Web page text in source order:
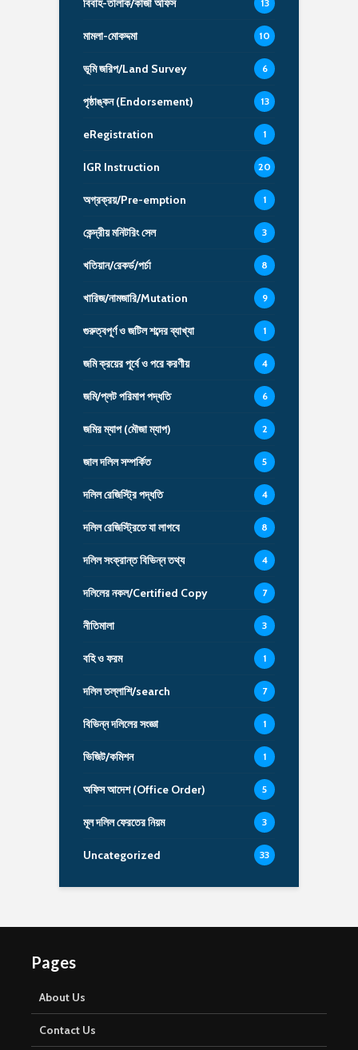
বিবাহ-তালাক/কাজী অফিস 13
মামলা-মোকদ্দমা 10
ভূমি জরিপ/Land Survey 6
পৃষ্ঠাঙ্কন (Endorsement) 13
eRegistration 1
IGR Instruction 20
অগ্রক্রয়/Pre-emption 1
কেন্দ্রীয় মনিটরিং সেল 3
খতিয়ান/রেকর্ড/পর্চা 8
খারিজ/নামজারি/Mutation 9
গুরুত্বপূর্ণ ও জটিল শব্দের ব্যাখ্যা 1
জমি ক্রয়ের পূর্বে ও পরে করণীয় 4
জমি/প্লট পরিমাপ পদ্ধতি 6
জমির ম্যাপ (মৌজা ম্যাপ) 2
জাল দলিল সম্পর্কিত 5
দলিল রেজিস্ট্রি পদ্ধতি 4
দলিল রেজিস্ট্রিতে যা লাগবে 8
দলিল সংক্রান্ত বিভিন্ন তথ্য 4
দলিলের নকল/Certified Copy 7
নীতিমালা 3
বহি ও ফরম 1
দলিল তল্লাশি/search 7
বিভিন্ন দলিলের সংজ্ঞা 1
ভিজিট/কমিশন 1
অফিস আদেশ (Office Order) 5
মূল দলিল ফেরতের নিয়ম 3
Uncategorized 33
Pages
About Us
Contact Us